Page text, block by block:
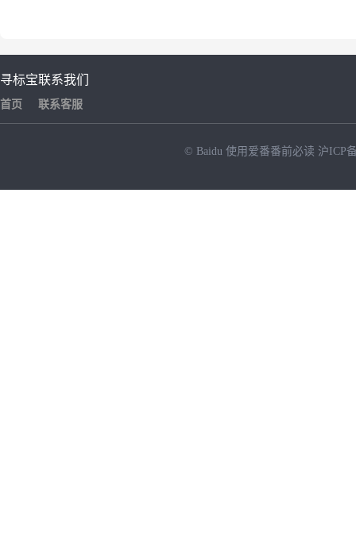
寻标宝
首页
联系我们
联系客服
© Baidu 使用爱番番前必读 沪ICP